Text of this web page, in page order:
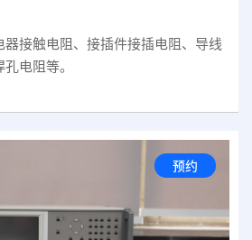
接触电阻、接插件接插电阻、导线
电阻等。
预约